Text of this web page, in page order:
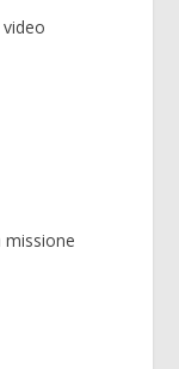
missione